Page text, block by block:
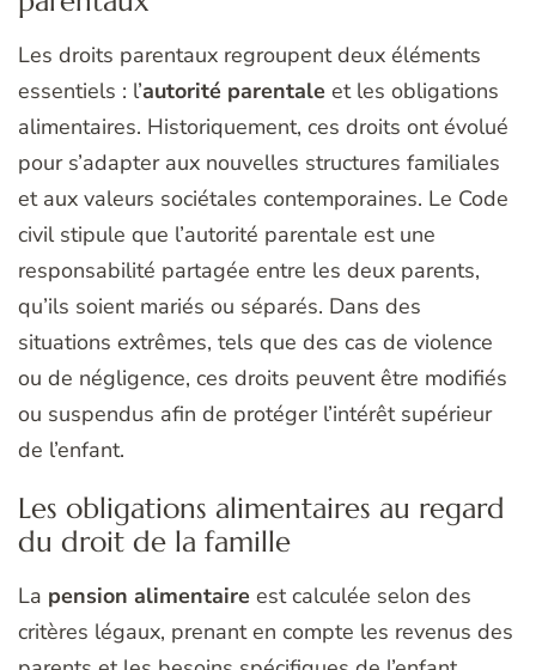
Les droits parentaux regroupent deux éléments
essentiels : l’autorité parentale et les obligations
alimentaires. Historiquement, ces droits ont évolué
pour s’adapter aux nouvelles structures familiales
et aux valeurs sociétales contemporaines. Le Code
civil stipule que l’autorité parentale est une
responsabilité partagée entre les deux parents,
qu’ils soient mariés ou séparés. Dans des
situations extrêmes, tels que des cas de violence
ou de négligence, ces droits peuvent être modifiés
ou suspendus afin de protéger l’intérêt supérieur
de l’enfant.
Les obligations alimentaires au regard
du droit de la famille
La pension alimentaire est calculée selon des
critères légaux, prenant en compte les revenus des